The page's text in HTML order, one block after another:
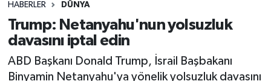
HABERLER DÜNYA
Trump: Netanyahu'nun yolsuzluk
davasını iptal edin
ABD Başkanı Donald Trump, İsrail Başbakanı
Binyamin Netanyahu'ya yönelik yolsuzluk davasını
Magazin
Spor
Sağlık
Süper Lig Puan Durumu ve Fikstür
Tüm Manşetler
Son Dakika Haberleri